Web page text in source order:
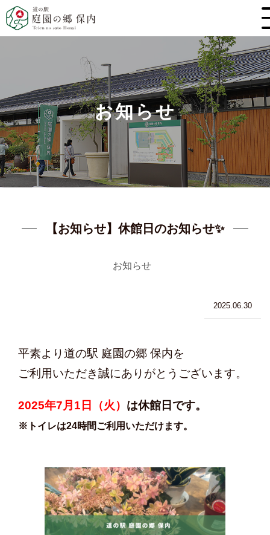
お知らせ
【お知らせ】休館日のお知らせ✨
お知らせ
2025.06.30
平素より道の駅 庭園の郷 保内を
ご利用いただき誠にありがとうございます。
2025年7月1 日（火） は休館日です。
※トイレは24時間ご利用いただけます。